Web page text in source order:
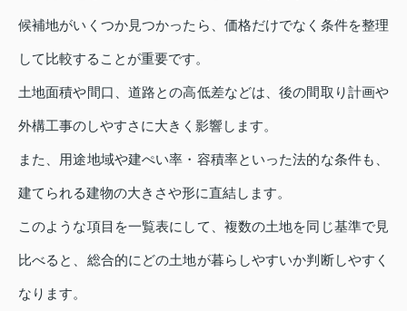
候補地がいくつか見つかったら、価格だけでなく条件を整理
して比較することが重要です。
土地面積や間口、道路との高低差などは、後の間取り計画や
外構工事のしやすさに大きく影響します。
また、用途地域や建ぺい率・容積率といった法的な条件も、
建てられる建物の大きさや形に直結します。
このような項目を一覧表にして、複数の土地を同じ基準で見
比べると、総合的にどの土地が暮らしやすいか判断しやすく
なります。